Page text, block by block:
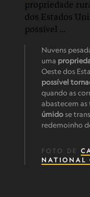
Nuvens
uma
Oeste dos
possível
quando as
abastecem
úmidose
redemoinho
FOTO DE
NATIONAL